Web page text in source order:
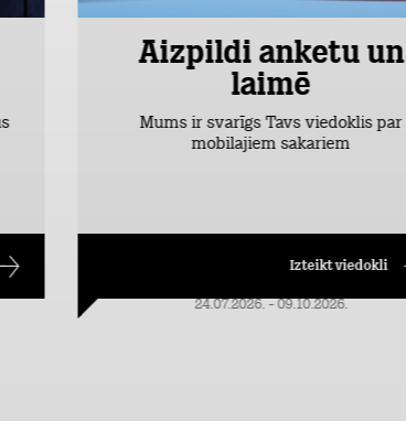
Aizpildi anketu un
laimē
Mums ir svarīgs Tavs viedoklis par
mobilajiem sakariem
Izteikt viedokli
24.07.2026. - 09.10.2026.